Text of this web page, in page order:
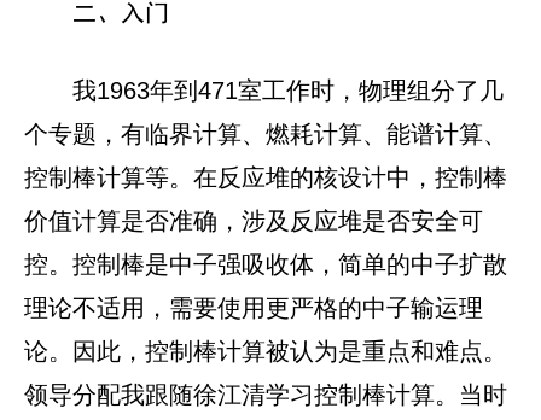
二、入门
我1963年到471室工作时，物理组分了几
个专题，有临界计算、燃耗计算、能谱计算、
控制棒计算等。在反应堆的核设计中，控制棒
价值计算是否准确，涉及反应堆是否安全可
控。控制棒是中子强吸收体，简单的中子扩散
理论不适用，需要使用更严格的中子输运理
论。因此，控制棒计算被认为是重点和难点。
领导分配我跟随徐江清学习控制棒计算。当时